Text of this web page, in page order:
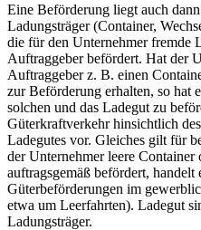
Eine Beförderung liegt auch
Ladungsträger (Container,
die für den Unternehmer fremde
Auftraggeber befördert. Hat der
Auftraggeber z. B. einen
zur Beförderung erhalten, so hat
solchen und das Ladegut zu
Güterkraftverkehr hinsichtlich
Ladegutes vor. Gleiches gilt für
der Unternehmer leere Container
auftragsgemäß befördert, handelt
Güterbeförderungen im
etwa um Leerfahrten). Ladegut
Ladungsträger.